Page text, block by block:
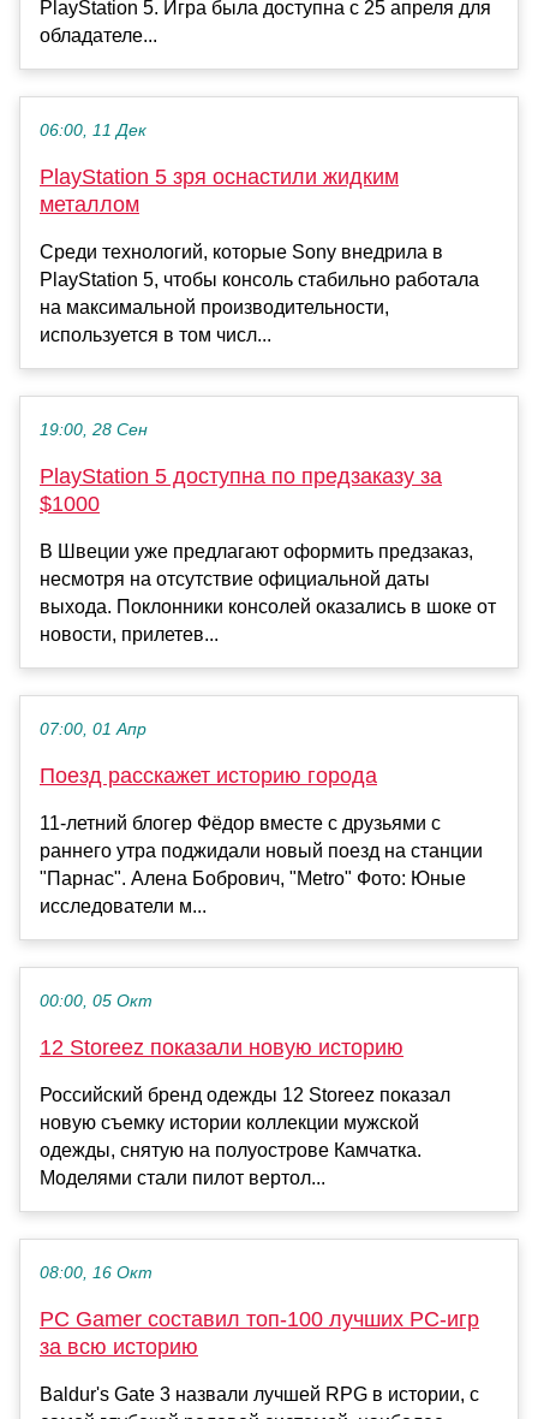
PlayStation 5. Игра была доступна с 25 апреля для
обладателе...
06:00, 11 Дек
PlayStation 5 зря оснастили жидким
металлом
Среди технологий, которые Sony внедрила в
PlayStation 5, чтобы консоль стабильно работала
на максимальной производительности,
используется в том числ...
19:00, 28 Сен
PlayStation 5 доступна по предзаказу за
$1000
В Швеции уже предлагают оформить предзаказ,
несмотря на отсутствие официальной даты
выхода. Поклонники консолей оказались в шоке от
новости, прилетев...
07:00, 01 Апр
Поезд расскажет историю города
11-летний блогер Фёдор вместе с друзьями с
раннего утра поджидали новый поезд на станции
"Парнас". Алена Бобрович, "Metro" Фото: Юные
исследователи м...
00:00, 05 Окт
12 Storeez показали новую историю
Российский бренд одежды 12 Storeez показал
новую съемку истории коллекции мужской
одежды, снятую на полуострове Камчатка.
Моделями стали пилот вертол...
08:00, 16 Окт
PC Gamer составил топ-100 лучших PC-игр
за всю историю
Baldur's Gate 3 назвали лучшей RPG в истории, с